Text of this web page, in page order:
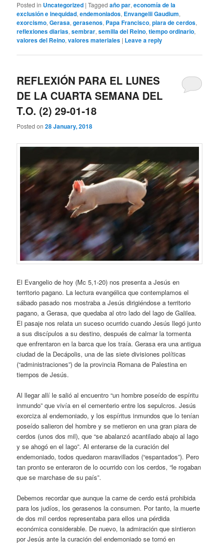
Posted in Uncategorized |Tagged año par,economía de la
exclusión e inequidad,endemoniados, Envangelii Gaudium,
exorcismo,Gerasa,gerasenos, Papa Francisco,piara de cerdos,
reflexiones diarias,sembrar,semilla del Reino,tiempo ordinario,
valores del Reino,valores materiales | Leave a reply
REFLEXIÓN PARA EL LUNES
DE LA CUARTA SEMANA DEL
T.O. (2) 29-01-18
Posted on28 January, 2018
El Evangelio de hoy (Mc 5,1-20) nos presenta a Jesús en
territorio pagano. La lectura evangélica que contemplamos el
sábado pasado nos mostraba a Jesús dirigiéndose a territorio
pagano, a Gerasa, que quedaba al otro lado del lago de Galilea.
El pasaje nos relata un suceso ocurrido cuando Jesús llegó junto
a sus discípulos a su destino, después de calmar la tormenta
que enfrentaron en la barca que los traía. Gerasa era una antigua
ciudad de la Decápolis, una de las siete divisiones políticas
(“administraciones”) de la provincia Romana de Palestina en
tiempos de Jesús.
Al llegar allí le salió al encuentro “un hombre poseído de espíritu
inmundo” que vivía en el cementerio entre los sepulcros. Jesús
exorciza al endemoniado, y los espíritus inmundos que lo tenían
poseído salieron del hombre y se metieron en una gran piara de
cerdos (unos dos mil), que “se abalanzó acantilado abajo al lago
y se ahogó en el lago”. Al enterarse de la curación del
endemoniado, todos quedaron maravillados (“espantados”). Pero
tan pronto se enteraron de lo ocurrido con los cerdos, “le rogaban
que se marchase de su país”.
Debemos recordar que aunque la carne de cerdo está prohibida
para los judíos, los gerasenos la consumen. Por tanto, la muerte
de dos mil cerdos representaba para ellos una pérdida
económica considerable. De nuevo, la admiración que sintieron
por Jesús ante la curación del endemoniado se tornó en